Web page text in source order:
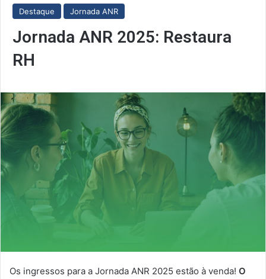
Destaque Jornada ANR
Jornada ANR 2025: Restaura
RH
Os ingressos para a Jornada ANR 2025 estão à venda! O